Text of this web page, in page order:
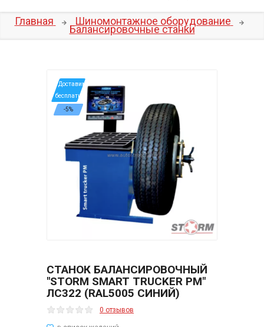
Главная Шиномонтажное оборудование
Балансировочные станки
*Доставим
бесплатно
-5%
СТАНОК БАЛАНСИРОВОЧНЫЙ
"STORM SMART TRUCKER PM"
ЛС322 (RAL5005 СИНИЙ)
0 отзывов